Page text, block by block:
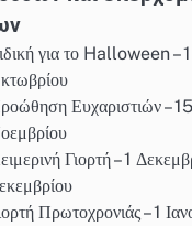
για το Halloween –
Ευχαριστιών –
Γιορτή – 1
Πρωτοχρονιάς – 1